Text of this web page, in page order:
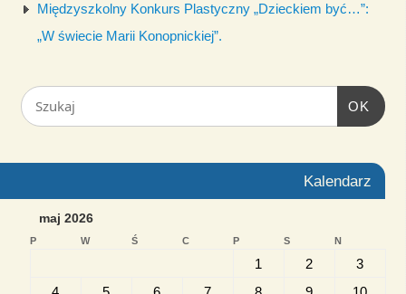
Międzyszkolny Konkurs Plastyczny „Dzieckiem być…”:
„W świecie Marii Konopnickiej”.
OK
Kalendarz
maj 2026
P W Ś C P S N
1 2
3